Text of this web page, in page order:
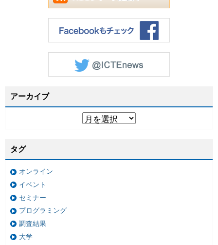
アーカイブ
タグ
オンライン
イベント
セミナー
プログラミング
調査結果
大学